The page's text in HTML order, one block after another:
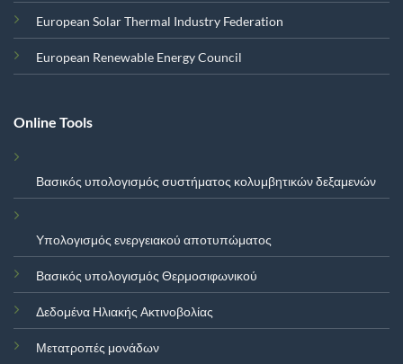
European Solar Thermal Industry Federation
European Renewable Energy Council
Online Tools
Βασικός υπολογισμός συστήματος κολυμβητικών δεξαμενών
Υπολογισμός ενεργειακού αποτυπώματος
Βασικός υπολογισμός Θερμοσιφωνικού
Δεδομένα Ηλιακής Ακτινοβολίας
Μετατροπές μονάδων